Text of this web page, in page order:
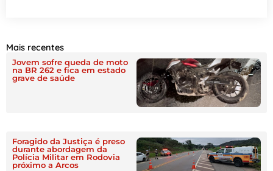
Mais recentes
Jovem sofre queda de moto
na BR 262 e fica em estado
grave de saúde
Foragido da Justiça é preso
durante abordagem da
Polícia Militar em Rodovia
próximo a Arcos